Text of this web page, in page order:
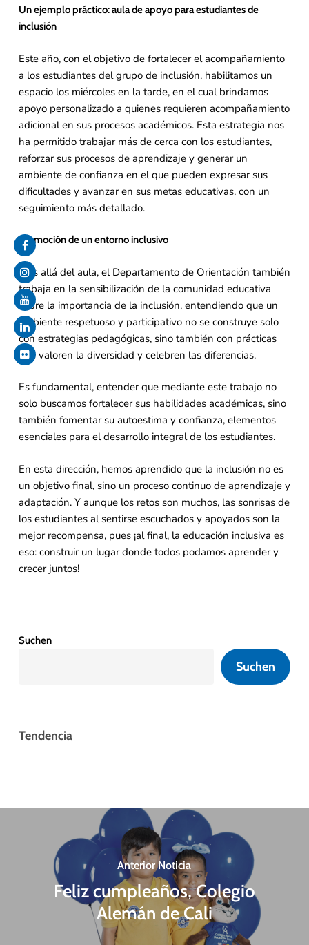
Un ejemplo práctico: aula de apoyo para estudiantes de
inclusión
Este año, con el objetivo de fortalecer el acompañamiento
a los estudiantes del grupo de inclusión, habilitamos un
espacio los miércoles en la tarde, en el cual brindamos
apoyo personalizado a quienes requieren acompañamiento
adicional en sus procesos académicos. Esta estrategia nos
ha permitido trabajar más de cerca con los estudiantes,
reforzar sus procesos de aprendizaje y generar un
ambiente de confianza en el que pueden expresar sus
dificultades y avanzar en sus metas educativas, con un
seguimiento más detallado.
Promoción de un entorno inclusivo
Más allá del aula, el Departamento de Orientación también
trabaja en la sensibilización de la comunidad educativa
sobre la importancia de la inclusión, entendiendo que un
ambiente respetuoso y participativo no se construye solo
con estrategias pedagógicas, sino también con prácticas
que valoren la diversidad y celebren las diferencias.
Es fundamental, entender que mediante este trabajo no
solo buscamos fortalecer sus habilidades académicas, sino
también fomentar su autoestima y confianza, elementos
esenciales para el desarrollo integral de los estudiantes.
En esta dirección, hemos aprendido que la inclusión no es
un objetivo final, sino un proceso continuo de aprendizaje y
adaptación. Y aunque los retos son muchos, las sonrisas de
los estudiantes al sentirse escuchados y apoyados son la
mejor recompensa, pues ¡al final, la educación inclusiva es
eso: construir un lugar donde todos podamos aprender y
crecer juntos!
Suchen
Suchen
Tendencia
Anterior Noticia
Feliz cumpleaños, Colegio
Alemán de Cali